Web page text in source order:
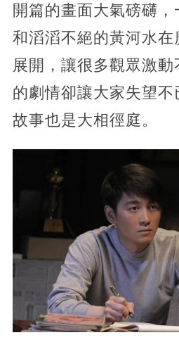
開篇的畫面大氣磅礴
和滔滔不絕的黃河水在
展開，讓很多觀眾激
的劇情卻讓大家失望不
故事也是大相徑庭。